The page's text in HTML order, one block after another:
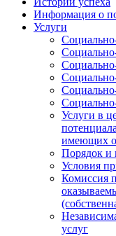
Информация о
Услуги
Услуги в
имеющих
Порядок и
Условия
Комиссия
услуг